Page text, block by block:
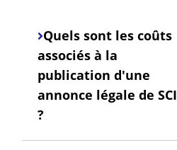
Quels sont les coûts
associés à la
publication d'une
annonce légale de SCI
?